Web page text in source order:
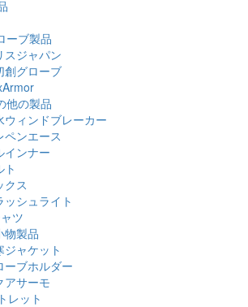
ーブ製品
スジャパン
創グローブ
他の製品
ウィンドブレーカー
ペンエース
インナー
ト
クス
ッシュライト
ツ
物製品
ジャケット
ーブホルダー
アサーモ
レット